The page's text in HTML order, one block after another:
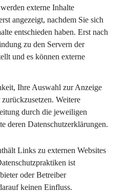
externe Inhalte
angezeigt, nachdem Sie sich
entschieden haben. Erst nach
zu den Servern der
und es können externe
Ihre Auswahl zur Anzeige
Weitere
durch die jeweiligen
deren Datenschutzerklärungen.
Links zu externen Websites
ist
oder Betreiber
keinen Einfluss.